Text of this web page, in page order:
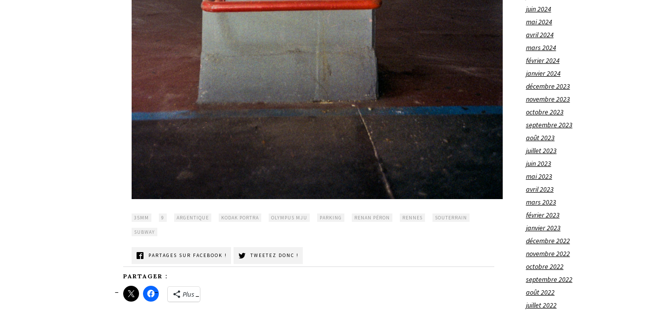
35MM 9 ARGENTIQUE KODAK PORTRA OLYMPUS MJU PARKING RENAN PÉRON RENNES SOUTERRAIN
SUBWAY
PARTAGES SUR FACEBOOK ! TWEETEZ DONC !
PARTAGER :
Plus
juin 2024
mai 2024
avril 2024
mars 2024
février 2024
janvier 2024
décembre 2023
novembre 2023
octobre 2023
septembre 2023
août 2023
juillet 2023
juin 2023
mai 2023
avril 2023
mars 2023
février 2023
janvier 2023
décembre 2022
novembre 2022
octobre 2022
septembre 2022
août 2022
juillet 2022